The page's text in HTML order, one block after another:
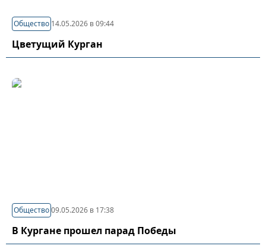
Общество 14.05.2026 в 09:44
Цветущий Курган
Общество09.05.2026 в 17:38
В Кургане прошел парад Победы